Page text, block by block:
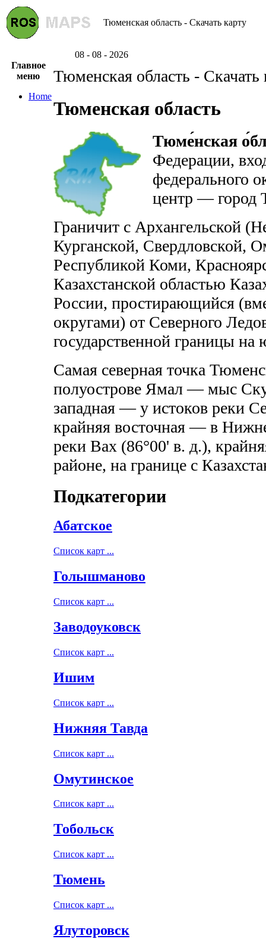
Тюменская область - Скачать карту
08 - 08 - 2026
Главное
меню
Home
Тюменская область - Скачать
Тюменская область
Тюме́нская
Федерации,
федерального
центр — город
Граничит с Архангельской
Курганской, Свердловской,
Республикой Коми,
Казахстанской областью
России, простирающийся
округами) от Северного
государственной границы на
Самая северная точка
полуострове Ямал — мыс
западная — у истоков реки
крайняя восточная — в
реки Вах (86°00' в. д.),
районе, на границе с
Подкатегории
Абатское
Список карт ...
Голышманово
Список карт ...
Заводоуковск
Список карт ...
Ишим
Список карт ...
Нижняя Тавда
Список карт ...
Омутинское
Список карт ...
Тобольск
Список карт ...
Тюмень
Список карт ...
Ялуторовск